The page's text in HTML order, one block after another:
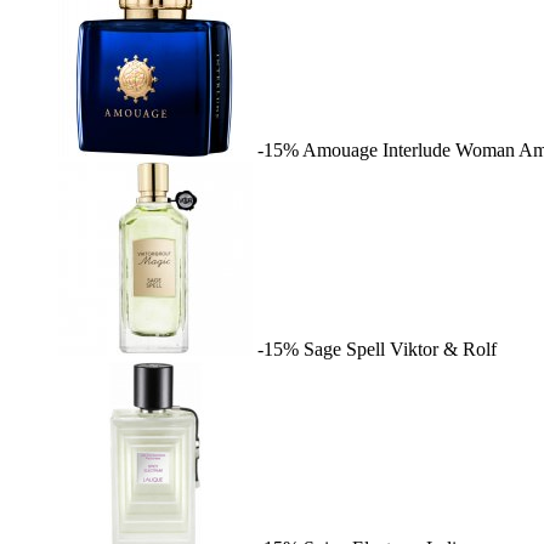
-15% Amouage Interlude Woman
-15% Sage Spell Viktor & Rolf